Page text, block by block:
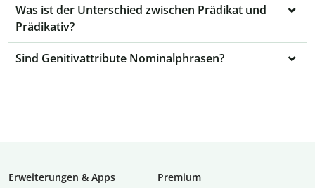
Was ist der Unterschied zwischen Prädikat und
Prädikativ?
Sind Genitivattribute Nominalphrasen?
Erweiterungen & Apps
Premium